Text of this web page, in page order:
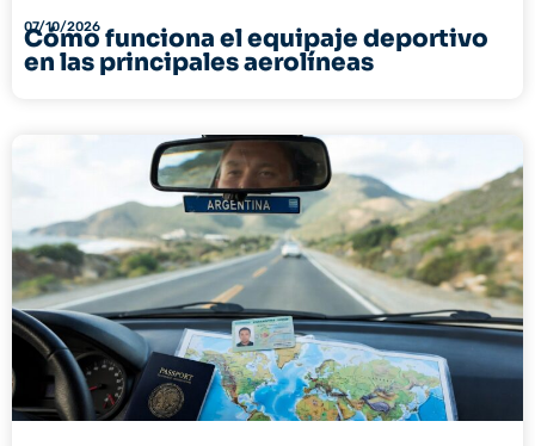
07/10/2026
Cómo funciona el equipaje deportivo
en las principales aerolíneas